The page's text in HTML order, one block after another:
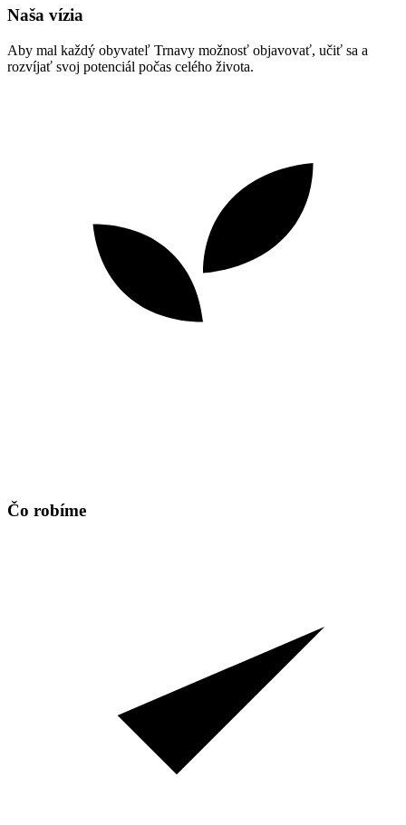
Naša vízia
Aby mal každý obyvateľ Trnavy možnosť objavovať, učiť sa a
rozvíjať svoj potenciál počas celého života.
Čo robíme